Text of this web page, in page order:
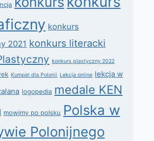
konkurs
2021 konkurs literacki
konkurs plastyczny 2022
Kumpel dla Polonii Lekcja online lekcja w
logopedia medale KEN
mowimy po polsku Polska w
Polonijnego